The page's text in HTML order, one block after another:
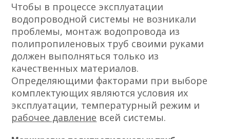
Чтобы в процессе эксплуатации
водопроводной системы не возникали
проблемы, монтаж водопровода из
полипропиленовых труб своими руками
должен выполняться только из
качественных материалов.
Определяющими факторами при выборе
комплектующих являются условия их
эксплуатации, температурный режим и
рабочее давление всей системы.